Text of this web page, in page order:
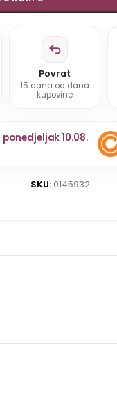
Povrat
15 dana od dana
kupovine
ponedjeljak 10.08.
SKU: 0145932